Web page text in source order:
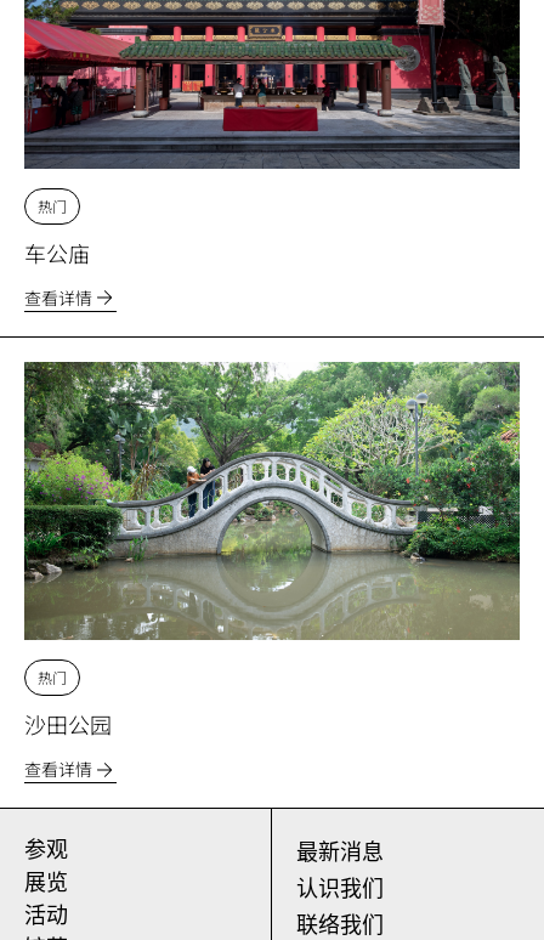
热门
车公庙
查看详情
热门
沙田公园
查看详情
参观
展览
活动
最新消息
认识我们
联络我们